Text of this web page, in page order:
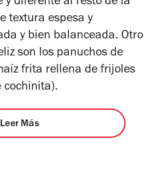
y diferente al resto de la
textura espesa y
y bien balanceada. Otro
son los panuchos de
frita rellena de frijoles
cochinita).
Leer Más